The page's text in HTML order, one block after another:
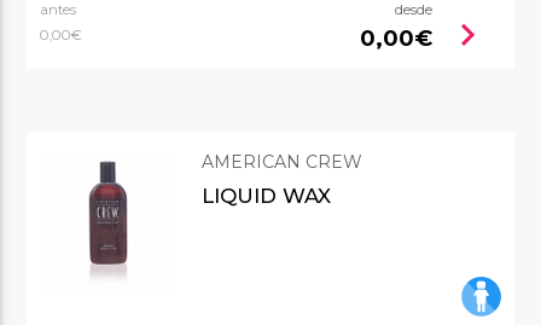
antes
0,00€
desde
0,00€ chevron_right
AMERICAN CREW
LIQUID WAX